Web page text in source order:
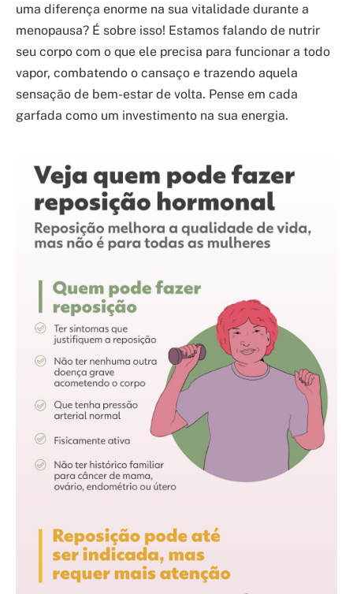
uma diferença enorme na sua vitalidade durante a
menopausa? É sobre isso! Estamos falando de nutrir
seu corpo com o que ele precisa para funcionar a todo
vapor, combatendo o cansaço e trazendo aquela
sensação de bem-estar de volta. Pense em cada
garfada como um investimento na sua energia.